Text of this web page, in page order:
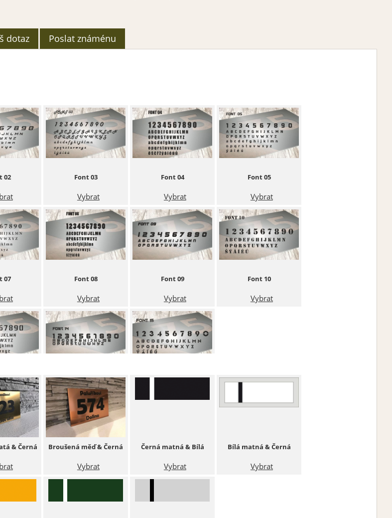
dotaz Poslat známénu
02 Font 03
Vybrat
Font 04
Vybrat
Font 05
Vybrat
07 Font 08
Vybrat
Font 09
Vybrat
Font 10
Vybrat
13 Font 14
Vybrat
Font 15
Vybrat
& Černá Broušená měď & Černá
Vybrat
Černá matná & Bílá
Vybrat
Bílá matná & Černá
Vybrat